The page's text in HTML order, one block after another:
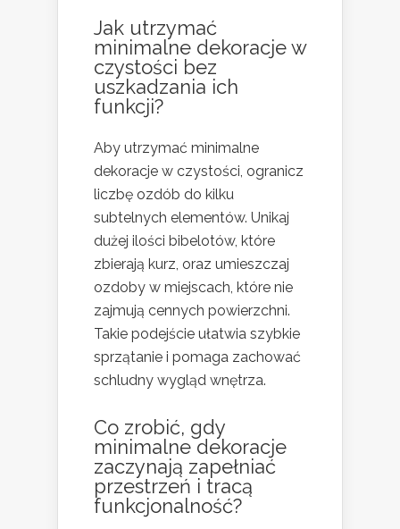
Jak utrzymać
minimalne dekoracje w
czystości bez
uszkadzania ich
funkcji?
Aby utrzymać minimalne
dekoracje w czystości, ogranicz
liczbę ozdób do kilku
subtelnych elementów. Unikaj
dużej ilości bibelotów, które
zbierają kurz, oraz umieszczaj
ozdoby w miejscach, które nie
zajmują cennych powierzchni.
Takie podejście ułatwia szybkie
sprzątanie i pomaga zachować
schludny wygląd wnętrza.
Co zrobić, gdy
minimalne dekoracje
zaczynają zapełniać
przestrzeń i tracą
funkcjonalność?